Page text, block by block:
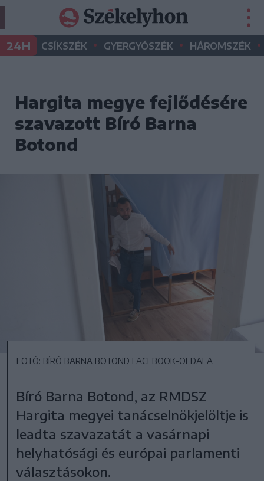
24H CSÍKSZÉK • GYERGYÓSZÉK • HÁROMSZÉK •
Hargita megye fejlődésére
szavazott Bíró Barna
Botond
FOTÓ: BÍRÓ BARNA BOTOND FACEBOOK-OLDALA
Bíró Barna Botond, az RMDSZ
Hargita megyei tanácselnökjelöltje is
leadta szavazatát a vasárnapi
helyhatósági és európai parlamenti
választásokon.